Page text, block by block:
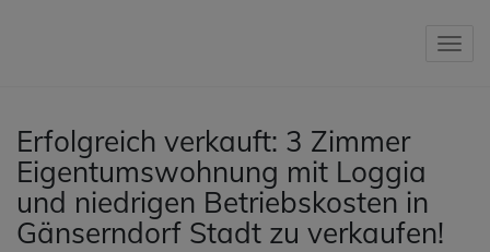
Erfolgreich verkauft: 3 Zimmer
Eigentumswohnung mit Loggia
und niedrigen Betriebskosten in
Gänserndorf Stadt zu verkaufen!